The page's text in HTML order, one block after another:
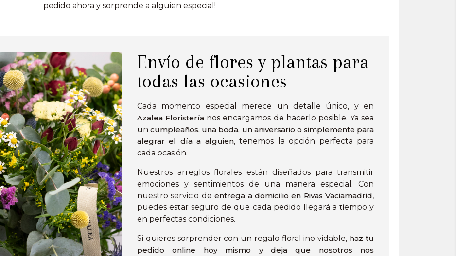
pedido ahora y sorprende a alguien especial!
Envío de flores y plantas para
todas las ocasiones
Cada momento especial merece un detalle único, y en
Azalea Floristería nos encargamos de hacerlo posible. Ya sea
uncumpleaños, una boda, un aniversario o simplemente para
alegrar el día a alguien, tenemos la opción perfecta para
cada ocasión.
Nuestros arreglos florales están diseñados para transmitir
emociones y sentimientos de una manera especial. Con
nuestro servicio deentrega a domicilio en Rivas Vaciamadrid,
puedes estar seguro de que cada pedido llegará a tiempo y
en perfectas condiciones.
Si quieres sorprender con un regalo floral inolvidable, haz tu
pedido online hoy mismo y deja que nosotros nos